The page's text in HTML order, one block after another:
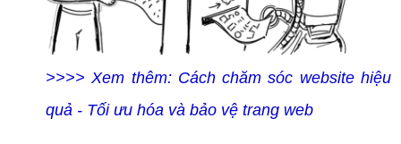
>>>> Xem thêm: Cách chăm sóc website hiệu
quả - Tối ưu hóa và bảo vệ trang web